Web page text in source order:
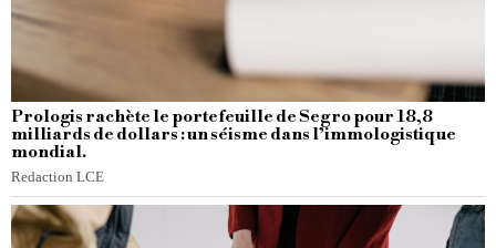
Prologis rachète le portefeuille de Segro pour 18,8
milliards de dollars : un séisme dans l’immologistique
mondial.
Redaction LCE